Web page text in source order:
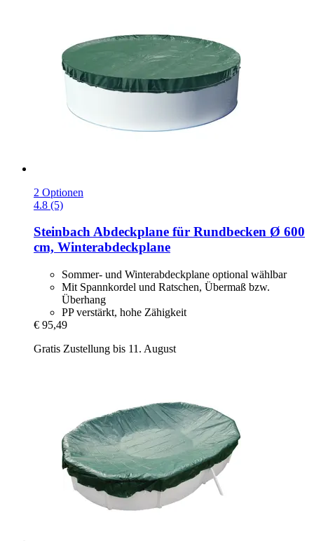
2 Optionen
4.8 (5)
SteinbachAbdeckplane für Rundbecken Ø 600
cm, Winterabdeckplane
Sommer- und Winterabdeckplane optional wählbar
Mit Spannkordel und Ratschen, Übermaß bzw.
Überhang
PP verstärkt, hohe Zähigkeit
€ 95,49
Gratis Zustellung bis 11. August